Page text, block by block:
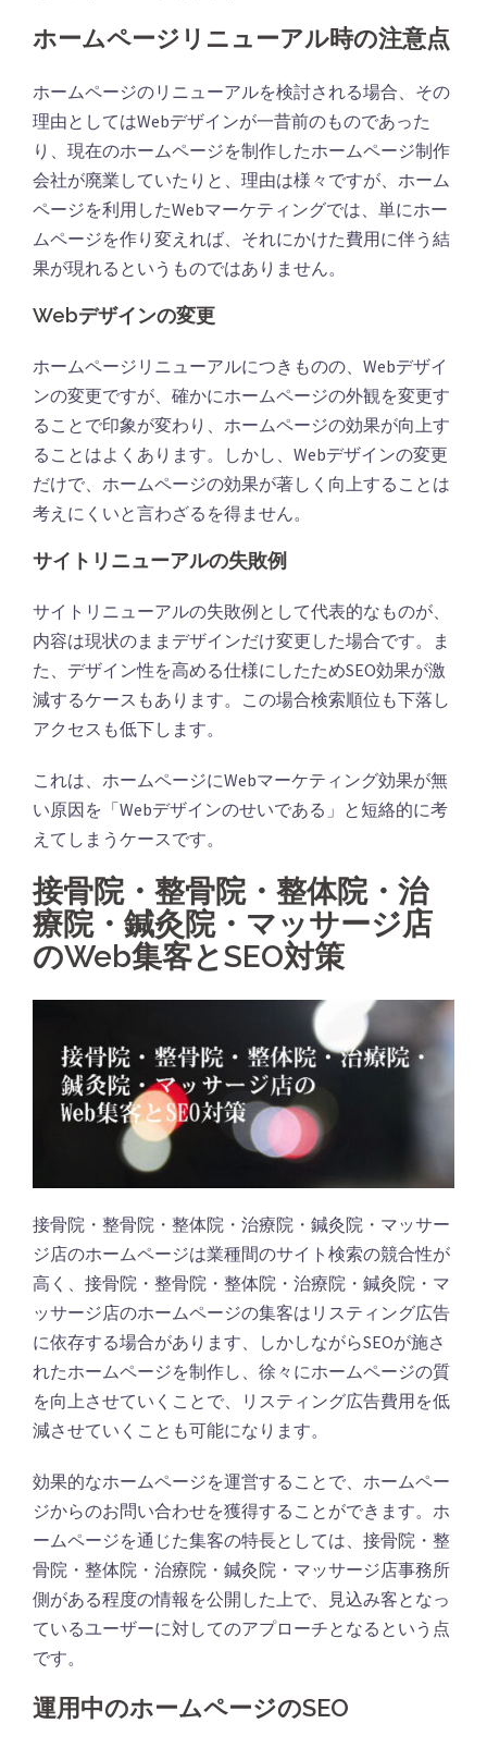
ホームページリニューアル時の注意点
ホームページのリニューアルを検討される場合、その
理由としてはWebデザインが一昔前のものであった
り、現在のホームページを制作したホームページ制作
会社が廃業していたりと、理由は様々ですが、ホーム
ページを利用したWebマーケティングでは、単にホー
ムページを作り変えれば、それにかけた費用に伴う結
果が現れるというものではありません。
Webデザインの変更
ホームページリニューアルにつきものの、Webデザイ
ンの変更ですが、確かにホームページの外観を変更す
ることで印象が変わり、ホームページの効果が向上す
ることはよくあります。しかし、Webデザインの変更
だけで、ホームページの効果が著しく向上することは
考えにくいと言わざるを得ません。
サイトリニューアルの失敗例
サイトリニューアルの失敗例として代表的なものが、
内容は現状のままデザインだけ変更した場合です。ま
た、デザイン性を高める仕様にしたためSEO効果が激
減するケースもあります。この場合検索順位も下落し
アクセスも低下します。
これは、ホームページにWebマーケティング効果が無
い原因を「Webデザインのせいである」と短絡的に考
えてしまうケースです。
接骨院・整骨院・整体院・治
療院・鍼灸院・マッサージ店
のWeb集客とSEO対策
接骨院・整骨院・整体院・治療院・鍼灸院・マッサー
ジ店のホームページは業種間のサイト検索の競合性が
高く、接骨院・整骨院・整体院・治療院・鍼灸院・マ
ッサージ店のホームページの集客はリスティング広告
に依存する場合があります、しかしながらSEOが施さ
れたホームページを制作し、徐々にホームページの質
を向上させていくことで、リスティング広告費用を低
減させていくことも可能になります。
効果的なホームページを運営することで、ホームペー
ジからのお問い合わせを獲得することができます。ホ
ームページを通じた集客の特長としては、接骨院・整
骨院・整体院・治療院・鍼灸院・マッサージ店事務所
側がある程度の情報を公開した上で、見込み客となっ
ているユーザーに対してのアプローチとなるという点
です。
運用中のホームページのSEO